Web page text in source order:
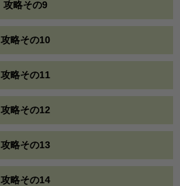
攻略その9
攻略その10
攻略その11
攻略その12
攻略その13
攻略その14